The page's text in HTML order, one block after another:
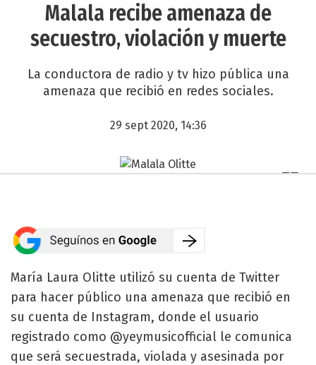
Malala recibe amenaza de
secuestro, violación y muerte
La conductora de radio y tv hizo pública una
amenaza que recibió en redes sociales.
29 sept 2020, 14:36
María Laura Olitte utilizó su cuenta de Twitter
para hacer público una amenaza que recibió en
su cuenta de Instagram, donde el usuario
registrado como @yeymusicofficial le comunica
que será secuestrada, violada y asesinada por